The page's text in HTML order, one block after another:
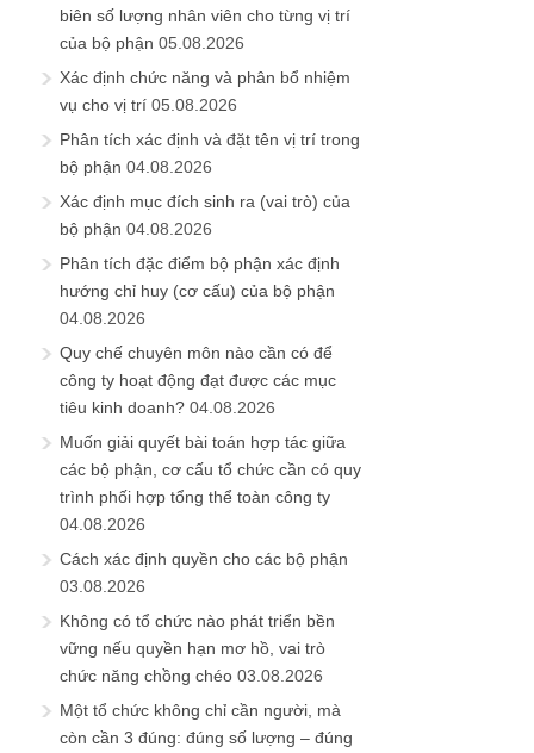
biên số lượng nhân viên cho từng vị trí
của bộ phận 05.08.2026
Xác định chức năng và phân bổ nhiệm
vụ cho vị trí 05.08.2026
Phân tích xác định và đặt tên vị trí trong
bộ phận 04.08.2026
Xác định mục đích sinh ra (vai trò) của
bộ phận 04.08.2026
Phân tích đặc điểm bộ phận xác định
hướng chỉ huy (cơ cấu) của bộ phận
04.08.2026
Quy chế chuyên môn nào cần có để
công ty hoạt động đạt được các mục
tiêu kinh doanh? 04.08.2026
Muốn giải quyết bài toán hợp tác giữa
các bộ phận, cơ cấu tổ chức cần có quy
trình phối hợp tổng thể toàn công ty
04.08.2026
Cách xác định quyền cho các bộ phận
03.08.2026
Không có tổ chức nào phát triển bền
vững nếu quyền hạn mơ hồ, vai trò
chức năng chồng chéo 03.08.2026
Một tổ chức không chỉ cần người, mà
còn cần 3 đúng: đúng số lượng – đúng